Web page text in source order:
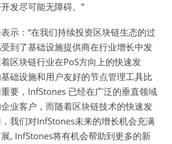
发尽可能无障碍。”
示：“在我们持续投资区块链生态的过
到了基础设施提供商在行业增长中发
区块链行业在PoS方向上的快速发
础设施和用户友好的节点管理工具比
要，InfStones 已经在广泛的垂直领域
业客户，而随着区块链技术的快速发
我们对InfStones未来的增长机会充满
, InfStones将有机会帮助到更多的新